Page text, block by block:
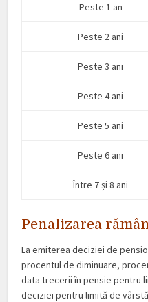
Peste 1 an
Peste 2 ani
Peste 3 ani
Peste 4 ani
Peste 5 ani
Peste 6 ani
Între 7 și 8 ani
Penalizarea
La emiterea deciziei de
procentul de diminuare,
data trecerii în pensie pentru
deciziei pentru limită de